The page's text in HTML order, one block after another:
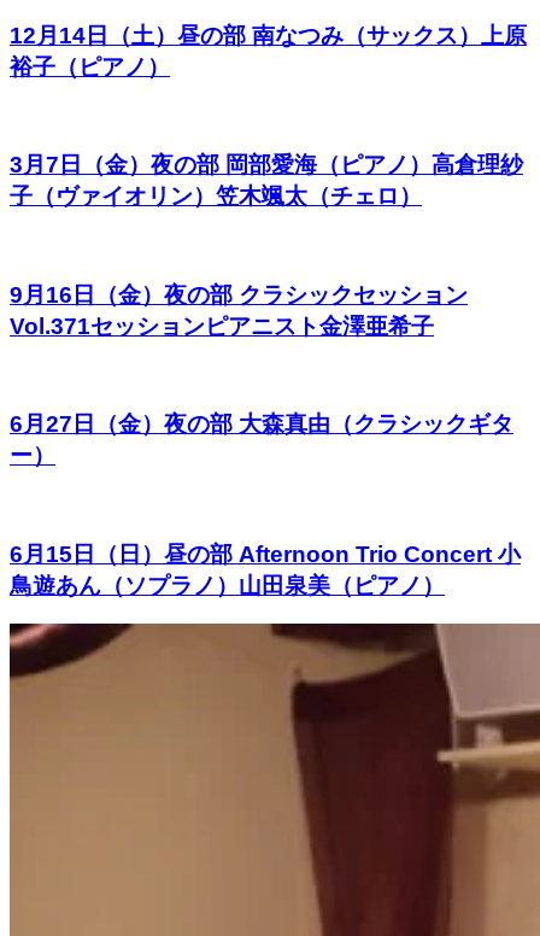
12月14日（土）昼の部 南なつみ（サックス）上原
裕子（ピアノ）
3月7日（金）夜の部 岡部愛海（ピアノ）高倉理紗
子（ヴァイオリン）笠木颯太（チェロ）
9月16日（金）夜の部 クラシックセッション
Vol.371セッションピアニスト金澤亜希子
6月27日（金）夜の部 大森真由（クラシックギタ
ー）
6月15日（日）昼の部 Afternoon Trio Concert 小
鳥遊あん（ソプラノ）山田泉美（ピアノ）